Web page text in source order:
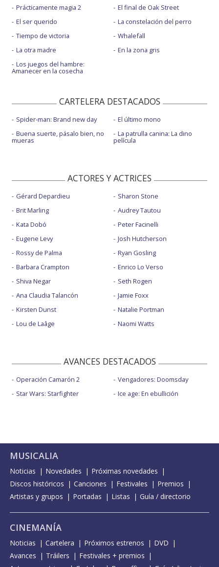
Prácticamente magia 2
El ser querido
Tiempo de victoria
La otra madre
Los juegos del hambre:
Amanecer en la cosecha
El final de Oak Street
La constelación del perro
Whalefall
En la zona gris
CARTELERA DESTACADOS
Spider-man: Brand new day
Buena suerte, pásalo bien, no
mueras
El último mono
La patrulla canina: La dino
película
ACTORES Y ACTRICES
Gérard Depardieu
Brit Marling
Kata Dobó
Eugene Levy
Rossy de Palma
Barbara Crampton
Shiva Negar
Ana Claudia Talancón
Kirsten Dunst
Lou de Laâge
Sharon Stone
Audrey Tautou
Peter Facinelli
Josh Hutcherson
Ryan Gosling
Enrico Lo Verso
Seth Rogen
Jamie Foxx
Natalie Portman
Naomi Watts
AVANCES DESTACADOS
Operación Camarón 2
Star Wars: Starfighter
Vengadores: Doomsday
Ice age: En ebullición
MUSICALIA
Noticias Novedades
Próximas novedades
Discos históricos
Canciones Festivales
Premios
Artistas y grupos
Portadas Listas Guía / directorio
CINEMANÍA
Noticias Cartelera Próximos estrenos
DVD
Avances
Tráilers
Festivales + premios